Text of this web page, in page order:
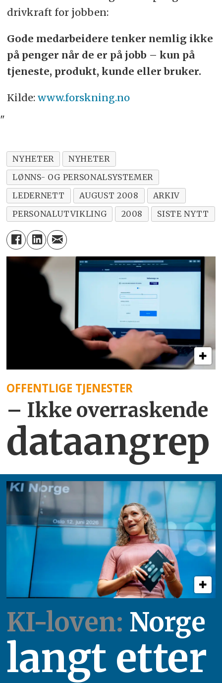
drivkraft for jobben:
Gode medarbeidere tenker nemlig ikke
på penger når de er på jobb – kun på
tjeneste, produkt, kunde eller bruker.
Kilde: www.forskning.no
"
NYHETER
NYHETER
LØNNS- OG PERSONALSYSTEMER
LEDERNETT
AUGUST 2008
ARKIV
PERSONALUTVIKLING
2008 SISTE NYTT
OFFENTLIGE TJENESTER
– Ikke overraskende
dataangrep
KI-loven: Norge
langt etter